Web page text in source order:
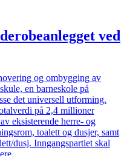
ved
og ombygging av
en barneskole på
det universell utforming.
på 2,4 millioner
eksisterende herre- og
toalett og dusjer, samt
dusj. Inngangspartiet skal